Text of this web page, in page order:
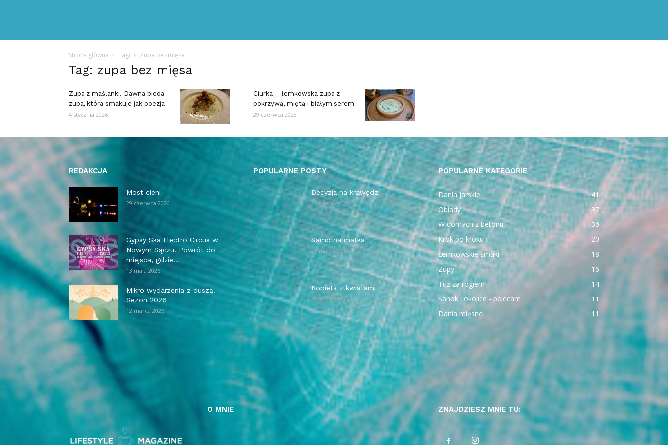
Strona główna Tagi Zupa bez mięsa
Tag: zupa bez mięsa
Zupa z maślanki. Dawna bieda
zupa, która smakuje jak poezja
4 stycznia 2026
Ciurka – łemkowska zupa z
pokrzywą, miętą i białym serem
29 czerwca 2023
REDAKCJA
Most cieni
29 czerwca 2026
Gypsy Ska Electro Circus w
Nowym Sączu. Powrót do
miejsca, gdzie...
13 maja 2026
Mikro wydarzenia z duszą.
Sezon 2026
12 marca 2026
POPULARNE POSTY
Decyzja na krawędzi
15 czerwca 2015
Samotna matka
21 marca 2014
Kobieta z kwiatami
28 września 2014
POPULARNE KATEGORIE
Dania jarskie
41
Obiady
37
W domach z betonu
36
Krok po kroku
20
Łemkowskie smaki
18
Zupy
16
Tuż za rogiem
14
Sanok i okolice - polecam
11
Dania mięsne
11
O MNIE ZNAJDZIESZ MNIE TU: